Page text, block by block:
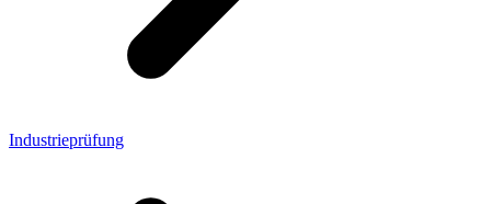
Industrieprüfung